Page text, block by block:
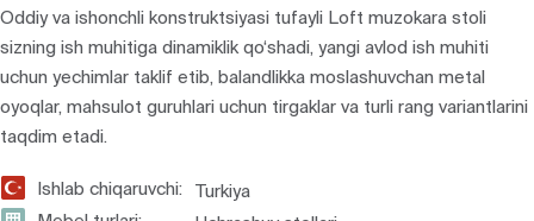
Oddiy va ishonchli konstruktsiyasi tufayli Loft muzokara stoli
sizning ish muhitiga dinamiklik qo‘shadi, yangi avlod ish muhiti
uchun yechimlar taklif etib, balandlikka moslashuvchan metal
oyoqlar, mahsulot guruhlari uchun tirgaklar va turli rang variantlarini
taqdim etadi.
Ishlab chiqaruvchi:
Turkiya